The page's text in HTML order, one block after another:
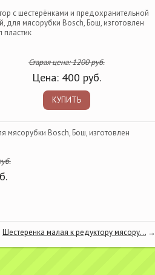
с шестерёнками и предохранительной
для мясорубки Bosch, Бош, изготовлен
пластик
Старая цена:1200руб.
Цена: 400 руб.
КУПИТЬ
мясорубки Bosch, Бош, изготовлен
Шестеренка малая к редуктору мясору... →